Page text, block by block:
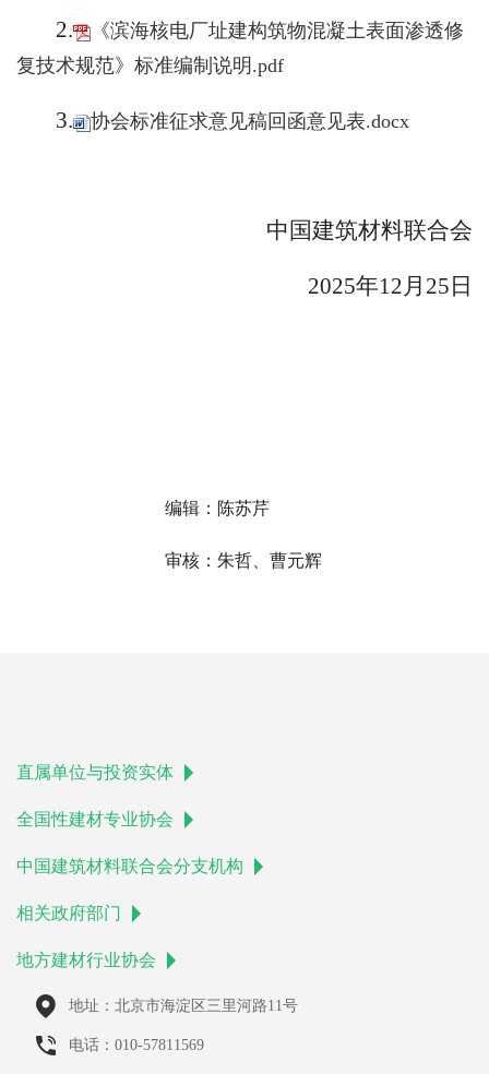
2.
《滨海核电厂址建构筑物混凝土表面渗透修
复技术规范》标准编制说明.pdf
3. 协会标准征求意见稿回函意见表.docx
中国建筑材料联合会
2025年12月25日
编辑：陈苏芹
审核：朱哲、曹元辉
直属单位与投资实体
全国性建材专业协会
中国建筑材料联合会分支机构
相关政府部门
地方建材行业协会
地址：北京市海淀区三里河路11号
电话：010-57811569